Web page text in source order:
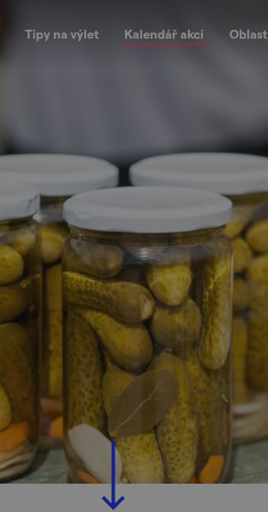
Tipy na výlet Kalendář akcí